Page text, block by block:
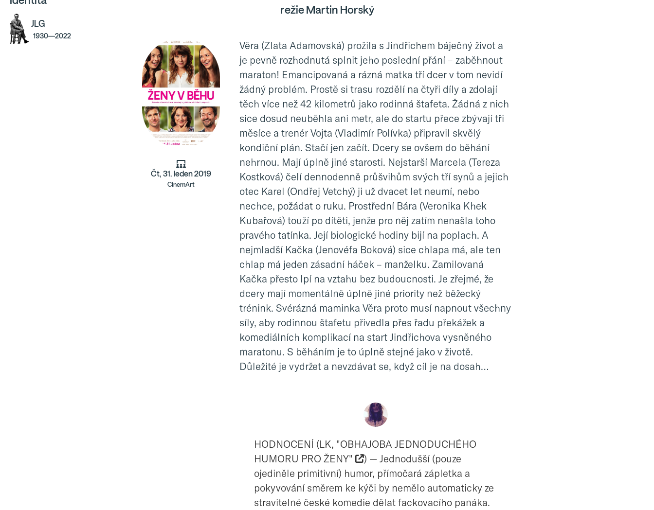
JLG
1930—2022
režie Martin Horský
Čt, 31. leden 2019
CinemArt
Věra (Zlata Adamovská) prožila s Jindřichem báječný život a
je pevně rozhodnutá splnit jeho poslední přání – zaběhnout
maraton! Emancipovaná a rázná matka tří dcer v tom nevidí
žádný problém. Prostě si trasu rozdělí na čtyři díly a zdolají
těch více než 42 kilometrů jako rodinná štafeta. Žádná z nich
sice dosud neuběhla ani metr, ale do startu přece zbývají tři
měsíce a trenér Vojta (Vladimír Polívka) připravil skvělý
kondiční plán. Stačí jen začít. Dcery se ovšem do běhání
nehrnou. Mají úplně jiné starosti. Nejstarší Marcela (Tereza
Kostková) čelí dennodenně průšvihům svých tří synů a jejich
otec Karel (Ondřej Vetchý) ji už dvacet let neumí, nebo
nechce, požádat o ruku. Prostřední Bára (Veronika Khek
Kubařová) touží po dítěti, jenže pro něj zatím nenašla toho
pravého tatínka. Její biologické hodiny bijí na poplach. A
nejmladší Kačka (Jenovéfa Boková) sice chlapa má, ale ten
chlap má jeden zásadní háček – manželku. Zamilovaná
Kačka přesto lpí na vztahu bez budoucnosti. Je zřejmé, že
dcery mají momentálně úplně jiné priority než běžecký
trénink. Svérázná maminka Věra proto musí napnout všechny
síly, aby rodinnou štafetu přivedla přes řadu překážek a
komediálních komplikací na start Jindřichova vysněného
maratonu. S běháním je to úplně stejné jako v životě.
Důležité je vydržet a nevzdávat se, když cíl je na dosah…
HODNOCENÍ (LK, "OBHAJOBA JEDNODUCHÉHO
HUMORU PRO ŽENY"
) — Jednodušší (pouze
ojediněle primitivní) humor, přímočará zápletka a
pokyvování směrem ke kýči by nemělo automaticky ze
stravitelné české komedie dělat fackovacího panáka.